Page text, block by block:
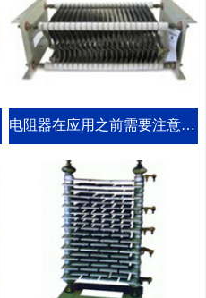
电阻器在应用之前需要注意这三点